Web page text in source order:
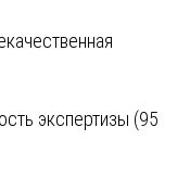
экспертизы (95